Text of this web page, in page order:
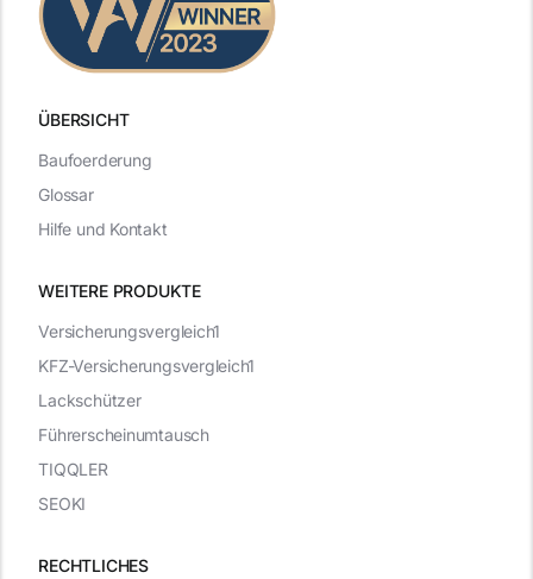
ÜBERSICHT
WEITERE PRODUKTE
Versicherungsvergleich1
KFZ-Versicherungsvergleich1
Lackschützer
Führerscheinumtausch
TIQQLER
SEOKI
RECHTLICHES
Baufoerderung
Glossar
Hilfe und Kontakt